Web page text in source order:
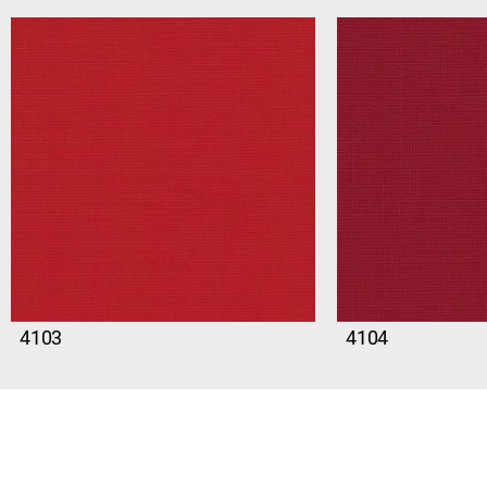
4103 4104